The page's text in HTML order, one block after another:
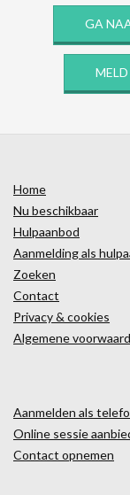
GA
Home
Nu beschikbaar
Hulpaanbod
Aanmelding als
Zoeken
Contact
Privacy & cookies
Algemene
Aanmelden als
Online sessie
Contact opnemen